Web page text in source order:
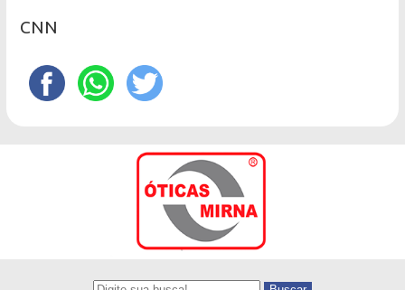
CNN